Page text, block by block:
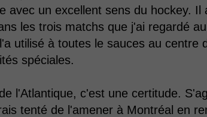
avec un excellent sens du hockey. Il
les trois matchs que j'ai regardé
utilisé à toutes le sauces au centre
spéciales.
l'Atlantique, c'est une certitude.
tenté de l'amener à Montréal en